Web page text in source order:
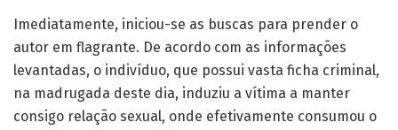
Imediatamente, iniciou-se as buscas para prender o
autor em flagrante. De acordo com as informações
levantadas, o indivíduo, que possui vasta ficha criminal,
na madrugada deste dia, induziu a vítima a manter
consigo relação sexual, onde efetivamente consumou o